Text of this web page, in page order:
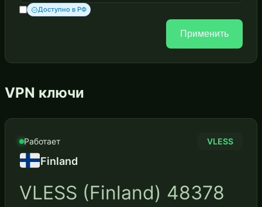
Доступно в РФ
Применить
VPN ключи
Работает VLESS
Finland
VLESS (Finland) 48378